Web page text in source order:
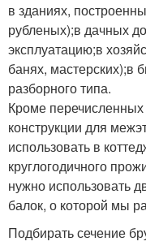
в зданиях,
рубленых);в дачных
эксплуатацию;в
банях, мастерских);в
разборного типа.
Кроме
конструкции для
использовать в
круглогодичного
нужно использовать
балок, о которой мы
Подбирать сечение